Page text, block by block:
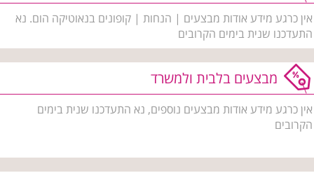
אין כרגע מידע אודות מבצעים | הנחות | קופונים בנאוטיקה הום. נא
התעדכנו שנית בימים הקרובים
מבצעים בלבית ולמשרד
אין כרגע מידע אודות מבצעים נוספים, נא התעדכנו שנית בימים
הקרובים